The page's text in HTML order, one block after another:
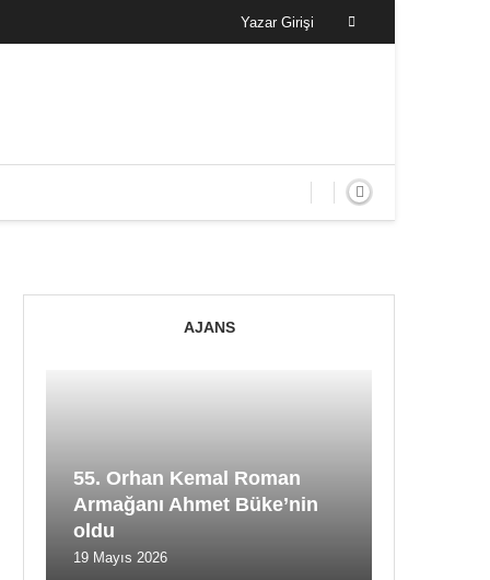
Yazar Girişi
AJANS
55. Orhan Kemal Roman
Armağanı Ahmet Büke’nin
oldu
19 Mayıs 2026